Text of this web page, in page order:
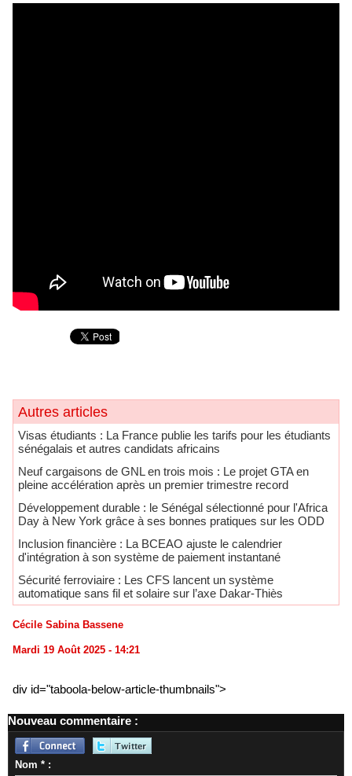
Autres articles
​Visas étudiants : La France publie les tarifs pour les étudiants
sénégalais et autres candidats africains
Neuf cargaisons de GNL en trois mois : Le projet GTA en
pleine accélération après un premier trimestre record
Développement durable : le Sénégal sélectionné pour l'Africa
Day à New York grâce à ses bonnes pratiques sur les ODD
​Inclusion financière : La BCEAO ajuste le calendrier
d'intégration à son système de paiement instantané
Sécurité ferroviaire : Les CFS lancent un système
automatique sans fil et solaire sur l’axe Dakar-Thiès
Cécile Sabina Bassene
Mardi 19 Août 2025 - 14:21
div id="taboola-below-article-thumbnails">
Nouveau commentaire :
Nom * :